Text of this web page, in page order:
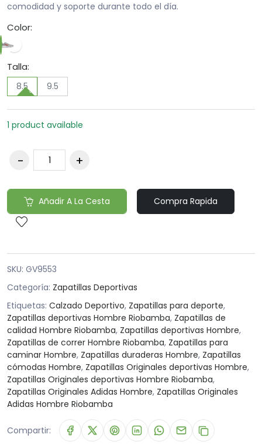
comodidad y soporte durante todo el día.
Color:
Talla:
8.5 9.5
1 product available
Añadir A La Cesta Compra Rapida
SKU: GV9553
Categoría: Zapatillas Deportivas
Etiquetas: Calzado Deportivo, Zapatillas para deporte,
Zapatillas deportivas Hombre Riobamba, Zapatillas de
calidad Hombre Riobamba, Zapatillas deportivas Hombre,
Zapatillas de correr Hombre Riobamba, Zapatillas para
caminar Hombre, Zapatillas duraderas Hombre, Zapatillas
cómodas Hombre, Zapatillas Originales deportivas Hombre,
Zapatillas Originales deportivas Hombre Riobamba,
Zapatillas Originales Adidas Hombre, Zapatillas Originales
Adidas Hombre Riobamba
Compartir: